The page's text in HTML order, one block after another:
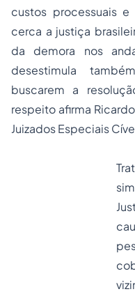
custos processuais
cerca a justiça
da demora nos
desestimula
buscarem a
respeito afirma
Juizados Especiais